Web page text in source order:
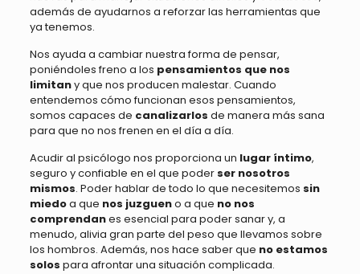
además de ayudarnos a reforzar las herramientas que
ya tenemos.
Nos ayuda a cambiar nuestra forma de pensar,
poniéndoles freno a los pensamientos que nos
limitany que nos producen malestar. Cuando
entendemos cómo funcionan esos pensamientos,
somos capaces de canalizarlos de manera más sana
para que no nos frenen en el día a día.
Acudir al psicólogo nos proporciona un lugar íntimo,
seguro y confiable en el que poder ser nosotros
mismos. Poder hablar de todo lo que necesitemos sin
miedoa que nos juzgueno a que no nos
comprendanes esencial para poder sanar y, a
menudo, alivia gran parte del peso que llevamos sobre
los hombros. Además, nos hace saber que no estamos
solos para afrontar una situación complicada.